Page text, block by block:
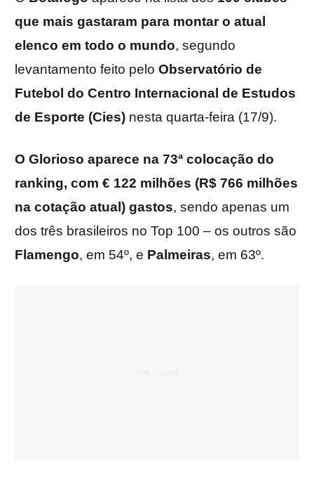
que mais gastaram para montar o atual
elenco em todo o mundo, segundo
levantamento feito pelo Observatório de
Futebol do Centro Internacional de Estudos
de Esporte (Cies) nesta quarta-feira (17/9).
O Glorioso aparece na 73ª colocação do
ranking, com € 122 milhões (R$ 766 milhões
na cotação atual) gastos, sendo apenas um
dos três brasileiros no Top 100 – os outros são
Flamengo, em 54º, e Palmeiras, em 63º.